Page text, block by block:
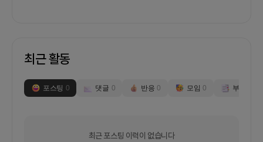
최근 활동
포스팅 0 댓글 0 반응 0 모임 0 부스
최근 포스팅 이력이 없습니다